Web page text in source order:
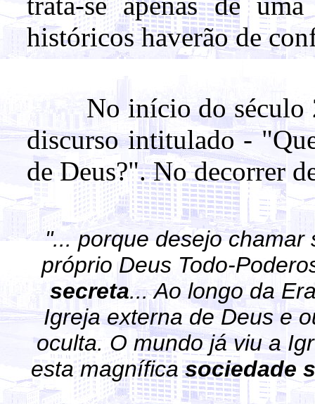
históricos haverão de
No início do século
discurso intitulado -
de Deus?". No decorrer
"... porque desejo
próprio Deus Todo-
secreta... Ao longo da
Igreja externa de Deus e
oculta. O mundo já viu a
esta magníficasociedade